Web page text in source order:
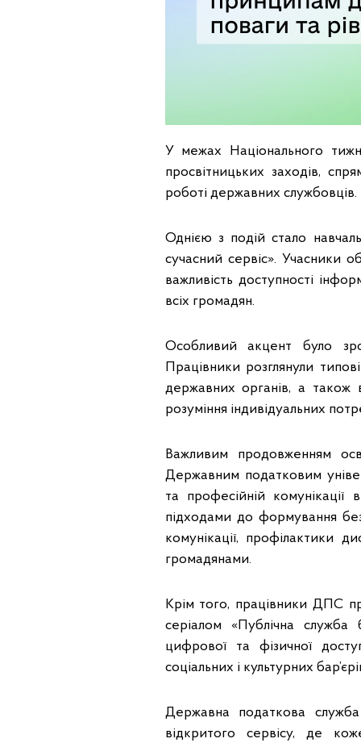
У межах Національного
просвітницьких заходів,
роботі державних службовців.
Однією з подій стало
сучасний сервіс». Учасники
важливість доступності
всіх громадян.
Особливий акцент було
Працівники розглянули
державних органів, а також
розуміння індивідуальних
Важливим продовженням
Державним податковим
та професійній комунікації
підходами до формування
комунікації, профілактики
громадянами.
Крім того, працівники ДПС
серіалом «Публічна
цифрової та фізичної
соціальних і культурних
Державна податкова
відкритого сервісу, де